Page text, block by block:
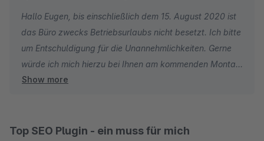
Hallo Eugen, bis einschließlich dem 15. August 2020 ist
das Büro zwecks Betriebsurlaubs nicht besetzt. Ich bitte
um Entschuldigung für die Unannehmlichkeiten. Gerne
würde ich mich hierzu bei Ihnen am kommenden Montag
melden, sodass wir über das von Ihnen genannte
Show more
Top SEO Plugin - ein muss für mich